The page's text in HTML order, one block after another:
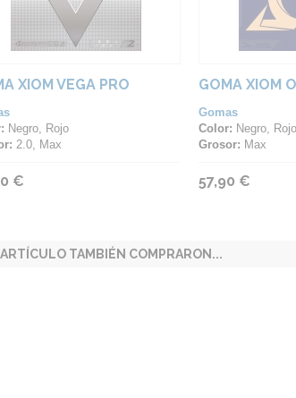
XIOM VEGA PRO
Negro, Rojo
2.0, Max
€
GOMA XIOM
Gomas
Color: Negro, Rojo
Grosor: Max
57,90 €
TAMBIÉN COMPRARON...